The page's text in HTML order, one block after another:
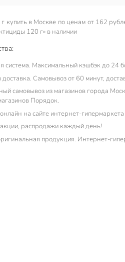
купить в Москве по ценам от 162
120 г» в наличии
система. Максимальный кэшбэк до 24
Самовывоз от 60 минут,
самовывоз из магазинов города
Порядок.
на сайте интернет-
распродажи каждый день!
продукция. Интернет-